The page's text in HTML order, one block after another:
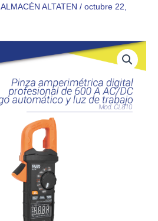
ALMACÉN ALTATEN / octubre 22,